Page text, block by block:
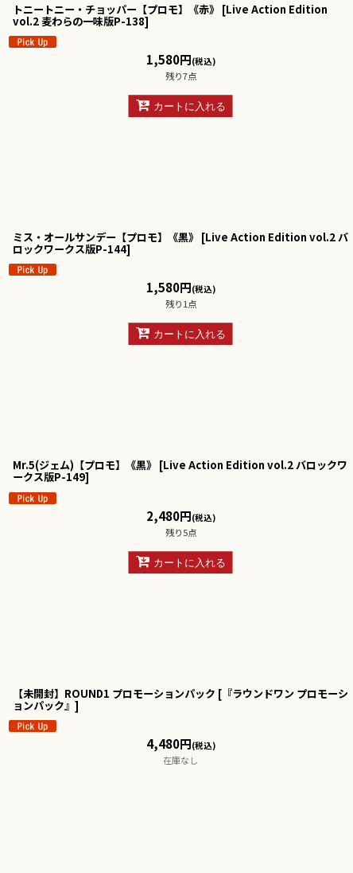
トニートニー・チョッパー【プロモ】《赤》 [Live Action Edition
vol.2 麦わらの一味版P-138]
1,580円(税込)
残り7点
カートに入れる
ミス・オールサンデー【プロモ】《黒》 [Live Action Edition vol.2 バ
ロックワークス版P-144]
1,580円(税込)
残り1点
カートに入れる
Mr.5(ジェム)【プロモ】《黒》 [Live Action Edition vol.2 バロックワ
ークス版P-149]
2,480円(税込)
残り5点
カートに入れる
【未開封】ROUND1 プロモーションパック [ 『ラウンドワン プロモーシ
ョンパック』 ]
4,480円(税込)
在庫なし